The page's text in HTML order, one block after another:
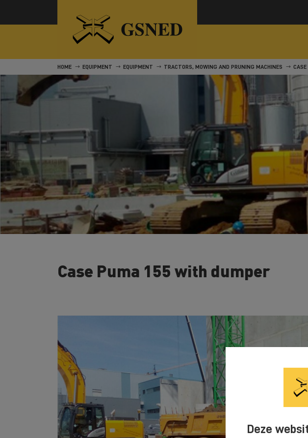
Deze
HOME EQUIPMENT EQUIPMENT TRACTORS, MOWING AND PRUNING MACHINES CASE
Case Puma 155 with dumper